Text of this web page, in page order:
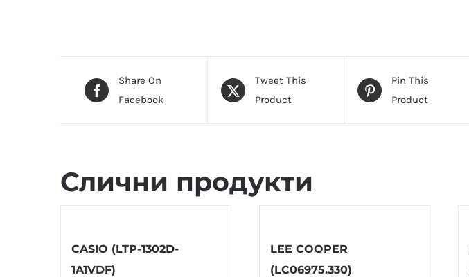
Share On
Facebook
Tweet This
Product
Pin This
Product
Слични продукти
CASIO (LTP-1302D-
1A1VDF)
LEE COOPER
(LC06975.330)